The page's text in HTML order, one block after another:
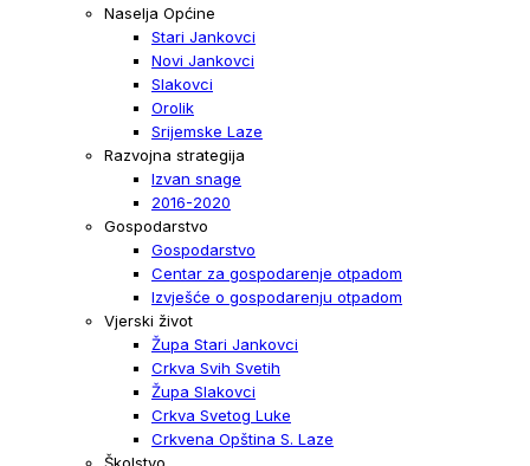
Naselja Općine
Stari Jankovci
Novi Jankovci
Slakovci
Orolik
Srijemske Laze
Razvojna strategija
Izvan snage
2016-2020
Gospodarstvo
Gospodarstvo
Centar za gospodarenje otpadom
Izvješće o gospodarenju otpadom
Vjerski život
Župa Stari Jankovci
Crkva Svih Svetih
Župa Slakovci
Crkva Svetog Luke
Crkvena Opština S. Laze
Školstvo